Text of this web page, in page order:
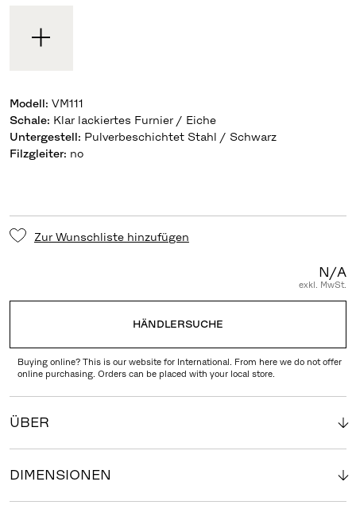
Modell: VM111
Schale: Klar lackiertes Furnier / Eiche
Untergestell: Pulverbeschichtet Stahl / Schwarz
Filzgleiter: no
Zur Wunschliste hinzufügen
N/A
exkl. MwSt.
HÄNDLERSUCHE
Buying online? This is our website for International. From here we do not offer
online purchasing. Orders can be placed with your local store.
ÜBER
DIMENSIONEN